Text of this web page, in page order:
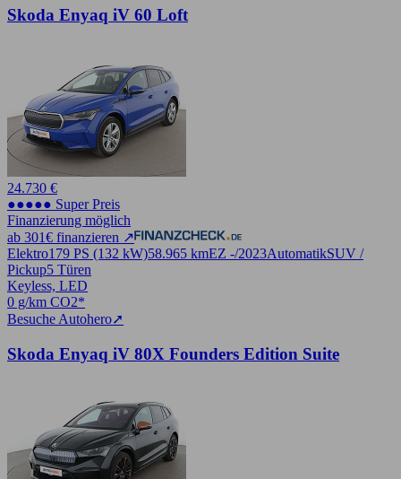
Skoda Enyaq iV 60 Loft
24.730 €
●●●●● Super Preis
Finanzierung möglich
ab 301€ finanzieren ↗
Elektro179 PS (132 kW)58.965 kmEZ -/2023AutomatikSUV /
Pickup5 Türen
Keyless, LED
0 g/km CO2*
Besuche Autohero➚
Skoda Enyaq iV 80X Founders Edition Suite